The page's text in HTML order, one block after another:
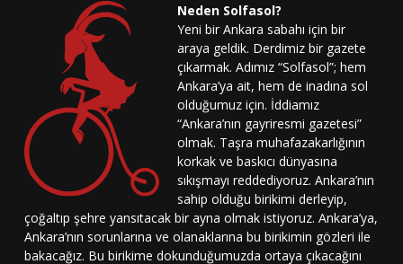
Neden Solfasol?
Yeni bir Ankara sabahı için bir
araya geldik. Derdimiz bir gazete
çıkarmak. Adımız “Solfasol”; hem
Ankara’ya ait, hem de inadına sol
olduğumuz için. İddiamız
“Ankara’nın gayriresmi gazetesi”
olmak. Taşra muhafazakarlığının
korkak ve baskıcı dünyasına
sıkışmayı reddediyoruz. Ankara’nın
sahip olduğu birikimi derleyip,
çoğaltıp şehre yansıtacak bir ayna olmak istiyoruz. Ankara’ya,
Ankara’nın sorunlarına ve olanaklarına bu birikimin gözleri ile
bakacağız. Bu birikime dokunduğumuzda ortaya çıkacağını